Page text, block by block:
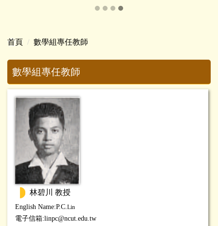
首頁 數學組專任教師
數學組專任教師
林碧川 教授
English Name:P.C.Lin
電子信箱:linpc@ncut.edu.tw